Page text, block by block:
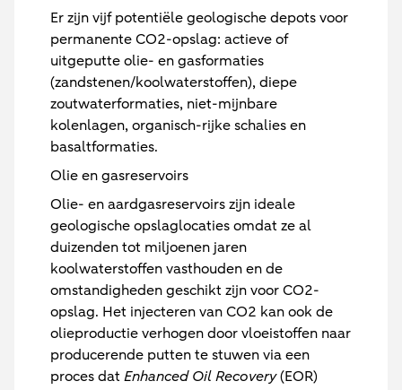
Er zijn vijf potentiële geologische depots voor
permanente CO2-opslag: actieve of
uitgeputte olie- en gasformaties
(zandstenen/koolwaterstoffen), diepe
zoutwaterformaties, niet-mijnbare
kolenlagen, organisch-rijke schalies en
basaltformaties.
Olie en gasreservoirs
Olie- en aardgasreservoirs zijn ideale
geologische opslaglocaties omdat ze al
duizenden tot miljoenen jaren
koolwaterstoffen vasthouden en de
omstandigheden geschikt zijn voor CO2-
opslag. Het injecteren van CO2 kan ook de
olieproductie verhogen door vloeistoffen naar
producerende putten te stuwen via een
proces dat Enhanced Oil Recovery(EOR)